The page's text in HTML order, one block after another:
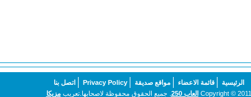
الرئيسية قائمة الاعضاء مواقع صديقة Privacy Policy
اتصل بنا
Copyright © 2011 العاب 250 . جميع الحقوق محفوظة لاصحابها.تعريبمزيكا